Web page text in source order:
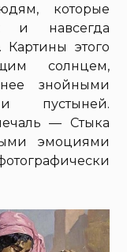
которые
и навсегда
этого
солнцем,
знойными
пустыней.
— Стыка
эмоциями